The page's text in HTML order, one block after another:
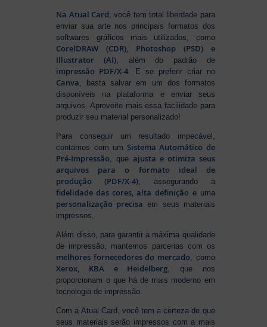
Na Atual Card , você tem total liberdade para
enviar sua arte nos principais formatos dos
softwares gráficos mais utilizados, como
CorelDRAW (CDR), Photoshop (PSD) e
Illustrator (AI) , além do padrão de
impressão PDF/X-4 . E se preferir criar no
Canva , basta salvar em um dos formatos
disponíveis na plataforma e enviar seus
arquivos. Aproveite mais essa facilidade para
produzir seu material personalizado!
Para conseguir um resultado impecável,
contamos com um Sistema Automático de
Pré-Impressão , queajusta e otimiza seus
arquivos para o formato ideal de
produção (PDF/X-4) , assegurando a
fidelidade das cores, alta definição e uma
personalização precisa em seus materiais
impressos.
Além disso, para garantir a máxima qualidade
de impressão, mantemos parcerias com os
melhores fornecedores do mercado , como
Xerox, KBA e Heidelberg , que nos
proporcionam o que há de mais moderno em
tecnologia de impressão.
Com a Atual Card, você tem a certeza de que
seus materiais serão impressos com a mais